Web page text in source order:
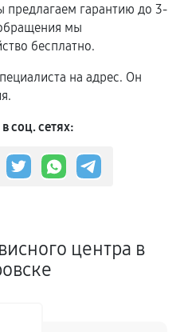
предлагаем гарантию до 3-
мы
бесплатно.
на адрес. Он
соц. сетях:
центра в